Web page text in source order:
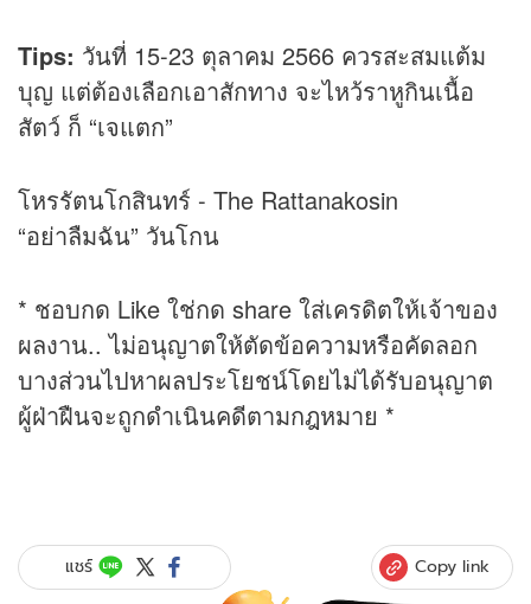
Tips: วันที่ 15-23 ตุลาคม 2566 ควรสะสมแต้ม
บุญ แต่ต้องเลือกเอาสักทาง จะไหว้ราหูกินเนื้อ
สัตว์ ก็ “เจแตก”
โหรรัตนโกสินทร์ - The Rattanakosin
“อย่าลืมฉัน” วันโกน
* ชอบกด Like ใช่กด share ใส่เครดิตให้เจ้าของ
ผลงาน.. ไม่อนุญาตให้ตัดข้อความหรือคัดลอก
บางส่วนไปหาผลประโยชน์โดยไม่ได้รับอนุญาต
ผู้ฝ่าฝืนจะถูกดำเนินคดีตามกฎหมาย *
แชร์ Copy link